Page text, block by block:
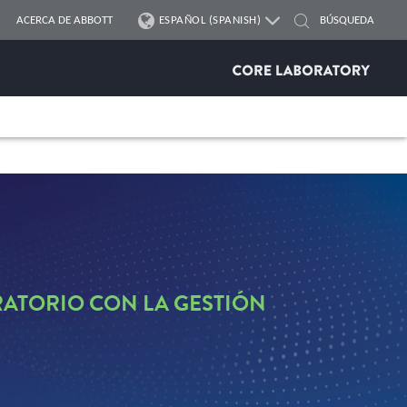
ACERCA DE ABBOTT ESPAÑOL (SPANISH)
CON LA GESTIÓN